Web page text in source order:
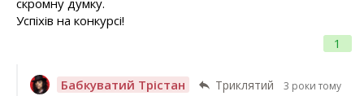
1
Успіхів на конкурсі!
Бабкуватий Трістан Триклятий 3 роки тому